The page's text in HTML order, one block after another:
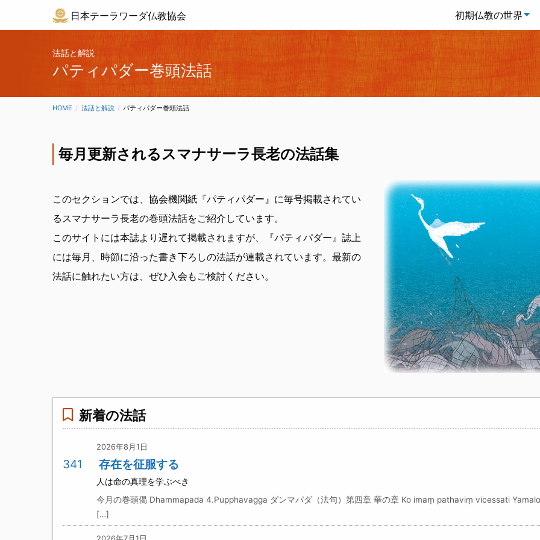
日本テーラワーダ仏教協会 初期仏教の世界
法話と解説
パティパダー巻頭法話
HOME 法話と解説 CURRENT:
パティパダー巻頭法話
毎月更新されるスマナサーラ長老の法話集
このセクションでは、協会機関紙『パティパダー』に毎号掲載されてい
るスマナサーラ長老の巻頭法話をご紹介しています。
このサイトには本誌より遅れて掲載されますが、『パティパダー』誌上
には毎月、時節に沿った書き下ろしの法話が連載されています。最新の
法話に触れたい方は、ぜひ入会もご検討ください。
新着の法話
2026年8月1日
341 存在を征服する
人は命の真理を学ぶべき
今月の巻頭偈 Dhammapada 4.Pupphavagga ダンマパダ（法句）第四章 華の章 Ko imaṃ pathaviṃ vicessati
[…]